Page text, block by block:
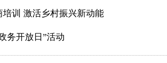
训 激活乡村振兴新动能
务开放日”活动